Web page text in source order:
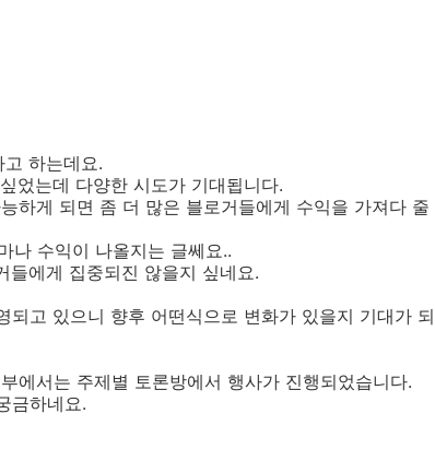
하는데요.
었는데 다양한 시도가 기대됩니다.
하게 되면 좀 더 많은 블로거들에게 수익을 가져다 줄
나 수익이 나올지는 글쎄요..
들에게 집중되진 않을지 싶네요.
되고 있으니 향후 어떤식으로 변화가 있을지 기대가 되
에서는 주제별 토론방에서 행사가 진행되었습니다.
금하네요.